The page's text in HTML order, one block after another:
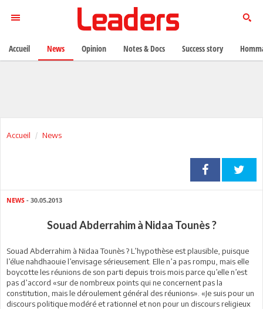
Accueil News
NEWS - 30.05.2013
Souad Abderrahim à Nidaa Tounès ?
Souad Abderrahim à Nidaa Tounès ? L’hypothèse est plausible, puisque
l’élue nahdhaouie l’envisage sérieusement. Elle n’a pas rompu, mais elle
boycotte les réunions de son parti depuis trois mois parce qu’elle n’est
pas d’accord «sur de nombreux points qui ne concernent pas la
constitution, mais le déroulement général des réunions». «Je suis pour un
discours politique modéré et rationnel et non pour un discours religieux
Accueil News Opinion Notes & Docs Success story